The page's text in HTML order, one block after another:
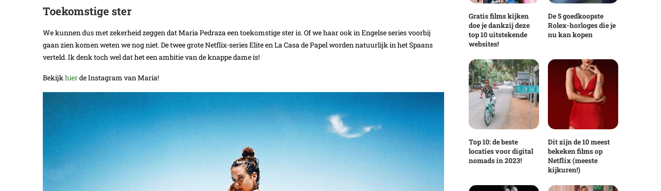
Toekomstige ster
We kunnen dus met zekerheid zeggen dat Maria Pedraza een toekomstige ster is. Of we haar ook in Engelse series voorbij
gaan zien komen weten we nog niet. De twee grote Netflix-series Elite en La Casa de Papel worden natuurlijk in het Spaans
verteld. Ik denk toch wel dat het een ambitie van de knappe dame is!
Bekijk hierde Instagram van Maria!
Gratis films kijken
doe je dankzij deze
top 10 uitstekende
websites!
De 5 goedkoopste
Rolex-horloges die je
nu kan kopen
Top 10: de beste
locaties voor digital
nomads in 2023!
Dit zijn de 10 meest
bekeken films op
Netflix (meeste
kijkuren!)